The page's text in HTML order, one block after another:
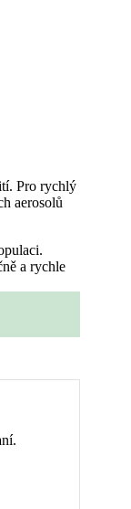
Pro rychlý
aerosolů
a rychle